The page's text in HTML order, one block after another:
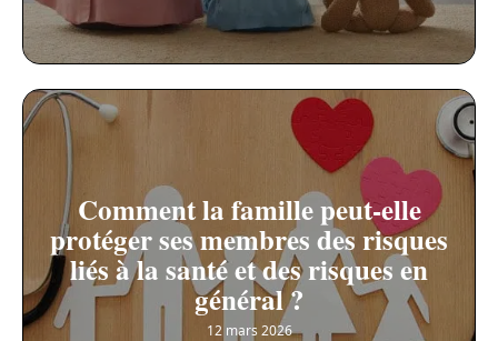
Comment la famille peut-elle
protéger ses membres des risques
liés à la santé et des risques en
général ?
12 mars 2026